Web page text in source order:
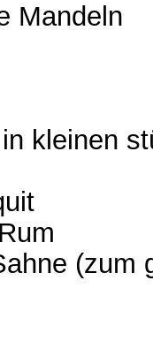
Mandeln
kleinen
(zum